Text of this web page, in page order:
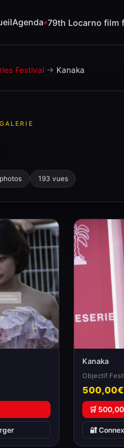
Agenda 79th Locarno film
Festival → Kanaka
193 vues
Kanaka
Objectif
500,00€
🛒
🔐